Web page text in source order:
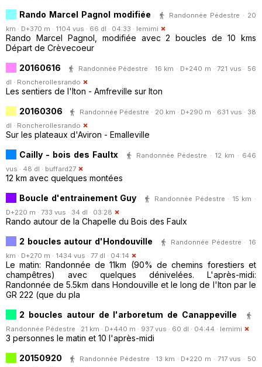
Rando Marcel Pagnol modifiée
Randonnée Pédestre · 20
km · D+370 m · 1104 vus · 66 dl · 04:33 · lemimi
Rando Marcel Pagnol, modifiée avec 2 boucles de 10 kms
Départ de Crèvecoeur
20160616
Randonnée Pédestre · 16 km · D+240 m · 721 vus · 56
dl · Roncherollesrando
Les sentiers de l'Iton - Amfreville sur Iton
20160306
Randonnée Pédestre · 20 km · D+290 m · 631 vus · 38
dl · Roncherollesrando
Sur les plateaux d'Aviron - Emalleville
Cailly - bois des Faultx
Randonnée Pédestre · 12 km · 646
vus · 48 dl · buffard27
12 km avec quelques montées
Boucle d'entrainement Guy
Randonnée Pédestre · 15 km ·
D+220 m · 733 vus · 34 dl · 03:28
Rando autour de la Chapelle du Bois des Faulx
2 boucles autour d'Hondouville
Randonnée Pédestre · 16
km · D+270 m · 1434 vus · 77 dl · 04:14
Le matin: Randonnée de 11km (90% de chemins forestiers et
champêtres) avec quelques dénivelées. L'après-midi:
Randonnée de 5.5km dans Hondouville et le long de l'Iton par le
GR 222 (que du pla
2 boucles autour de l'arboretum de Canappeville
Randonnée Pédestre · 21 km · D+440 m · 937 vus · 60 dl · 04:44 · lemimi
3 personnes le matin et 10 l'après-midi
20150920
Randonnée Pédestre · 13 km · D+220 m · 717 vus · 50